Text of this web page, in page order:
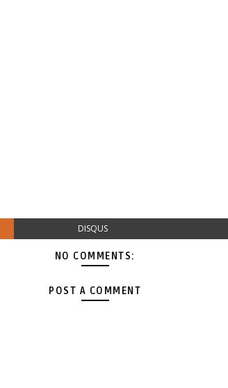
DISQUS
NO COMMENTS:
POST A COMMENT